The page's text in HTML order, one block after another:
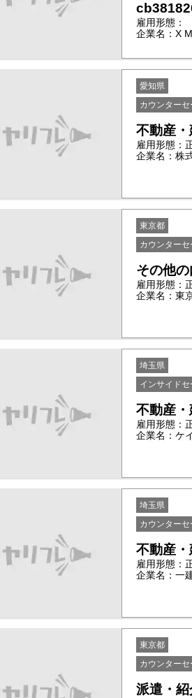
雇用形態：
企業名：X
愛知県
カウンターセ
不動産
雇用形態：
企業名：株
東京都
カウンターセ
その他
雇用形態：
企業名：東
埼玉県
インサイドセ
不動産
雇用形態：
企業名：ケ
埼玉県
カウンターセ
不動産
雇用形態：
企業名：一
東京都
カウンターセ
派遣・